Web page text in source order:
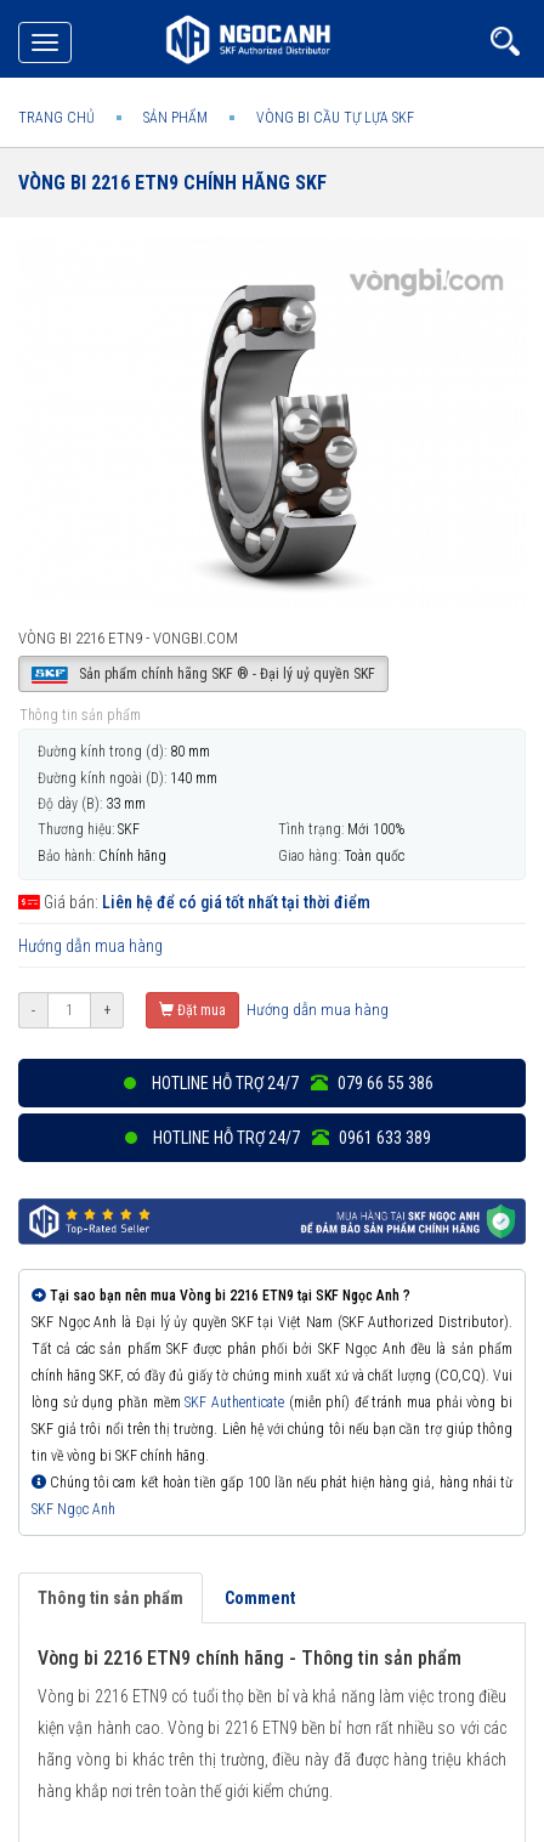
Toggle
navigation
TRANG CHỦ SẢN PHẨM VÒNG BI CẦU TỰ LỰA SKF
VÒNG BI 2216 ETN9 CHÍNH HÃNG SKF
VÒNG BI 2216 ETN9 - VONGBI.COM
Sản phẩm chính hãng SKF ® - Đại lý uỷ quyền SKF
Thông tin sản phẩm
Đường kính trong (d): 80 mm
Đường kính ngoài (D): 140 mm
Độ dày (B): 33 mm
Thương hiệu: SKF Tình trạng: Mới 100%
Bảo hành: Chính hãng Giao hàng: Toàn quốc
Giá bán: Liên hệ để có giá tốt nhất tại thời điểm
Hướng dẫn mua hàng
- + Đặt mua Hướng dẫn mua hàng
HOTLINE HỖ TRỢ 24/7 079 66 55 386
HOTLINE HỖ TRỢ 24/7 0961 633 389
Tại sao bạn nên mua Vòng bi 2216 ETN9 tại SKF Ngọc Anh ?
SKF Ngọc Anh là Đại lý ủy quyền SKF tại Việt Nam (SKF Authorized Distributor).
Tất cả các sản phẩm SKF được phân phối bởi SKF Ngọc Anh đều là sản phẩm
chính hãng SKF, có đầy đủ giấy tờ chứng minh xuất xứ và chất lượng (CO,CQ). Vui
lòng sử dụng phần mềmSKF Authenticate(miễn phí) để tránh mua phải vòng bi
SKF giả trôi nổi trên thị trường. Liên hệ với chúng tôi nếu bạn cần trợ giúp thông
tin về vòng bi SKF chính hãng.
Chúng tôi cam kết hoàn tiền gấp 100 lần nếu phát hiện hàng giả, hàng nhái từ
SKF Ngọc Anh
Thông tin sản phẩm Comment
Vòng bi 2216 ETN9 chính hãng - Thông tin sản phẩm
Vòng bi 2216 ETN9 có tuổi thọ bền bỉ và khả năng làm việc trong điều
kiện vận hành cao. Vòng bi 2216 ETN9 bền bỉ hơn rất nhiều so với các
hãng vòng bi khác trên thị trường, điều này đã được hàng triệu khách
hàng khắp nơi trên toàn thế giới kiểm chứng.